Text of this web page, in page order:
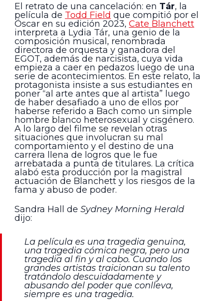
El retrato de una cancelación: en Tár, la
película de Todd Field que compitió por el
Óscar en su edición 2023, Cate Blanchett
interpreta a Lydia Tár, una genio de la
composición musical, renombrada
directora de orquesta y ganadora del
EGOT, además de narcisista, cuya vida
empieza a caer en pedazos luego de una
serie de acontecimientos. En este relato, la
protagonista insiste a sus estudiantes en
poner “al arte antes que al artista” luego
de haber desafiado a uno de ellos por
haberse referido a Bach como un simple
hombre blanco heterosexual y cisgénero.
A lo largo del filme se revelan otras
situaciones que involucran su mal
comportamiento y el destino de una
carrera llena de logros que le fue
arrebatada a punta de titulares. La crítica
alabó esta producción por la magistral
actuación de Blanchett y los riesgos de la
fama y abuso de poder.
Sandra Hall de Sydney Morning Herald
dijo:
La película es una tragedia genuina,
una tragedia cómica negra, pero una
tragedia al fin y al cabo. Cuando los
grandes artistas traicionan su talento
tratándolo descuidadamente y
abusando del poder que conlleva,
siempre es una tragedia.